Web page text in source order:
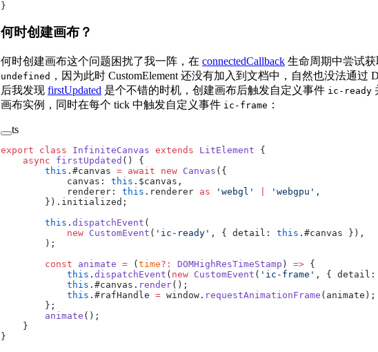
}
何时创建画布？
何时创建画布这个问题困扰了我一阵，在 connectedCallback 生命周期中尝试获
undefined ，因为此时 CustomElement 还没有加入到文档中，自然也没法通过
后我发现 firstUpdated 是个不错的时机，创建画布后触发自定义事件 ic-ready
画布实例，同时在每个 tick 中触发自定义事件 ic-frame ：
ts
export class InfiniteCanvas extends LitElement {
    async
firstUpdated () {
        this
.#canvas = await new Canvas ({
            canvas:
this .$canvas,
            renderer:
this .renderer as 'webgl' 'webgpu' ,
        }).initialized;
        this
. dispatchEvent (
            new
CustomEvent ( 'ic-ready' , { detail: this .#canvas }),
        );
        const
animate = ( time?: DOMHighResTimeStamp ) => {
            this
. dispatchEvent ( new CustomEvent ( 'ic-frame' , { detail:
            this
.#canvas. render();
            this
.#rafHandle = window. requestAnimationFrame (animate);
        };
        animate
();
    }
}